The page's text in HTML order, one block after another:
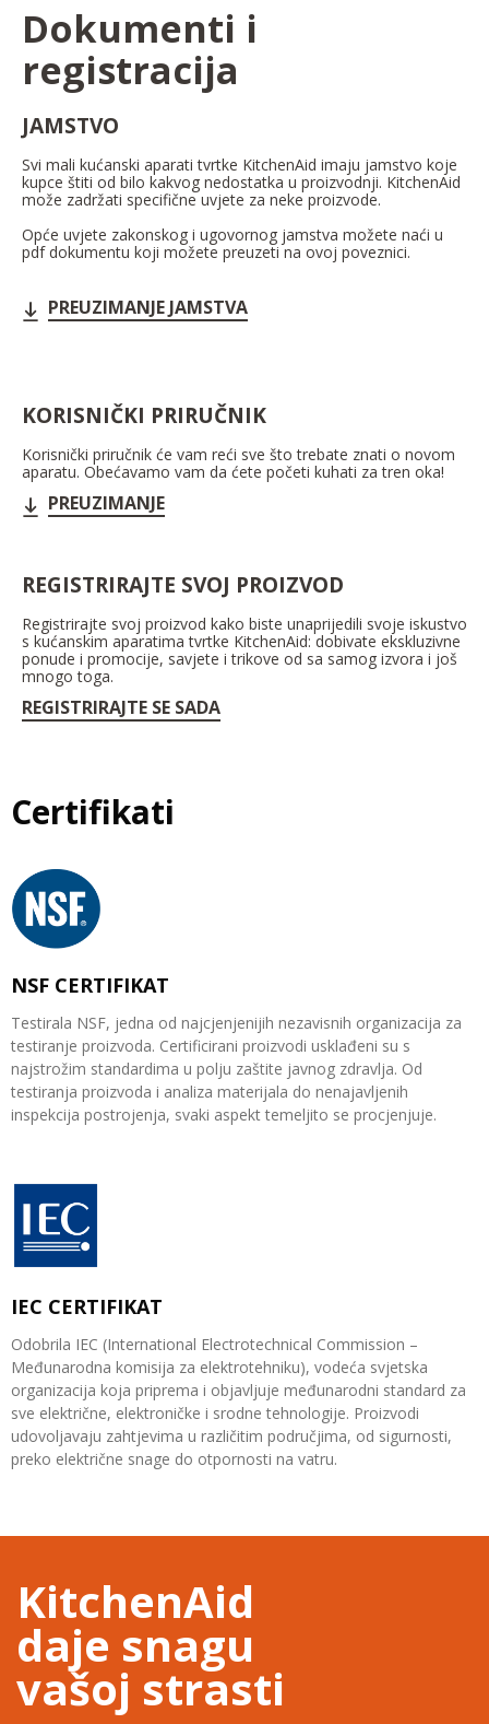
Dokumenti i
registracija
JAMSTVO
Svi mali kućanski aparati tvrtke KitchenAid imaju jamstvo koje
kupce štiti od bilo kakvog nedostatka u proizvodnji. KitchenAid
može zadržati specifične uvjete za neke proizvode.
Opće uvjete zakonskog i ugovornog jamstva možete naći u
pdf dokumentu koji možete preuzeti na ovoj poveznici.
PREUZIMANJE JAMSTVA
KORISNIČKI PRIRUČNIK
Korisnički priručnik će vam reći sve što trebate znati o novom
aparatu. Obećavamo vam da ćete početi kuhati za tren oka!
PREUZIMANJE
REGISTRIRAJTE SVOJ PROIZVOD
Registrirajte svoj proizvod kako biste unaprijedili svoje iskustvo
s kućanskim aparatima tvrtke KitchenAid: dobivate ekskluzivne
ponude i promocije, savjete i trikove od sa samog izvora i još
mnogo toga.
REGISTRIRAJTE SE SADA
Certifikati
NSF CERTIFIKAT
Testirala NSF, jedna od najcjenjenijih nezavisnih organizacija za
testiranje proizvoda. Certificirani proizvodi usklađeni su s
najstrožim standardima u polju zaštite javnog zdravlja. Od
testiranja proizvoda i analiza materijala do nenajavljenih
inspekcija postrojenja, svaki aspekt temeljito se procjenjuje.
IEC CERTIFIKAT
Odobrila IEC (International Electrotechnical Commission –
Međunarodna komisija za elektrotehniku), vodeća svjetska
organizacija koja priprema i objavljuje međunarodni standard za
sve električne, elektroničke i srodne tehnologije. Proizvodi
udovoljavaju zahtjevima u različitim područjima, od sigurnosti,
preko električne snage do otpornosti na vatru.
KitchenAid
daje snagu
vašoj strasti